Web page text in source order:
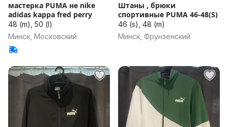
мастерка PUMA не nike
adidas kappa fred perry
48 (m), 50 (l)
Минск, Московский
Штаны , брюки
спортивные PUMA 46-48(S)
46 (s), 48 (m)
Минск, Фрунзенский